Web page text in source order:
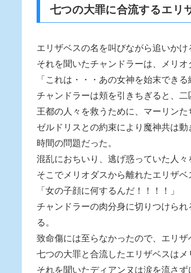
七つの大罪に合流するエリ
エリザベスの名を叫びながら追いかけ
それを聞いたチャンドラーは、メリ
「これは・・・あの女神を始末でき
チャンドラーは頬を引きちぎると、
王都の人々を救うために、マーリンた
ゼルドリスとの約束により魔神共は
時間の問題だった。
混乱におちいり、逃げ惑っていた人
そこでメリオダスから離れたエリザベ
「女の子顔に何するんだ！！！！」
チャンドラーの肉分身に切りつけら
る。
致命傷には至らなかったので、エリザ
七つの大罪と合流したエリザベスはメ
それを聞いたディアンヌは涙を流さず